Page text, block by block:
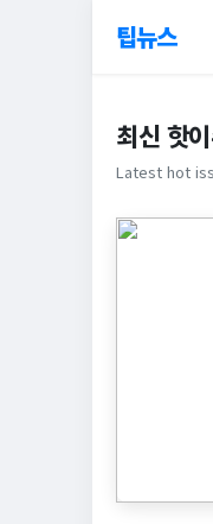
팁뉴스
최신 핫
Latest hot